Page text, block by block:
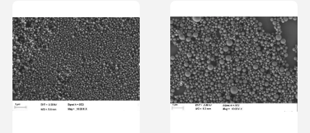
Thuis Fabrieksreis